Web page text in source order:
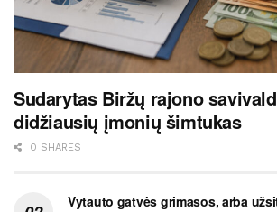
Sudarytas Biržų rajono
didžiausių įmonių šimtukas
0 SHARES
Vytauto gatvės grimasos, arba